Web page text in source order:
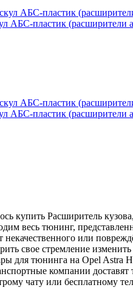
АБС-пластик (расширители
АБС-пластик (расширители
купить Расширитель
весь тюнинг,
некачественного или
свое стремление
для тюнинга на Opel Astra
компании
чату или бесплатному